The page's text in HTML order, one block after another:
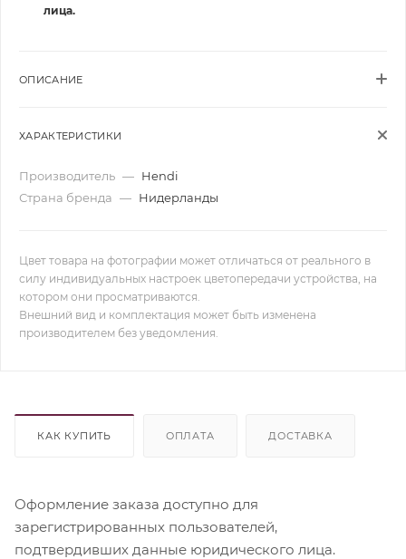
лица.
ОПИСАНИЕ
ХАРАКТЕРИСТИКИ
Производитель — Hendi
Страна бренда — Нидерланды
Цвет товара на фотографии может отличаться от реального в
силу индивидуальных настроек цветопередачи устройства, на
котором они просматриваются.
Внешний вид и комплектация может быть изменена
производителем без уведомления.
КАК КУПИТЬ ОПЛАТА ДОСТАВКА
Оформление заказа доступно для
зарегистрированных пользователей,
подтвердивших данные юридического лица.